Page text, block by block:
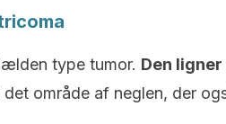
type tumor. Den
det område af neglen, der